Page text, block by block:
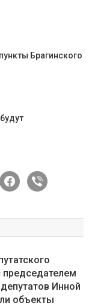
Брагинского
facebook
viber
председателем
Инной
объекты